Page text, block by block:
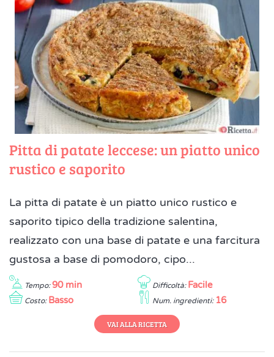
Pitta di patate leccese: un piatto unico
rustico e saporito
La pitta di patate è un piatto unico rustico e
saporito tipico della tradizione salentina,
realizzato con una base di patate e una farcitura
gustosa a base di pomodoro, cipo...
Tempo: 90 min Difficoltà: Facile
Costo: Basso Num. ingredienti: 16
VAI ALLA RICETTA